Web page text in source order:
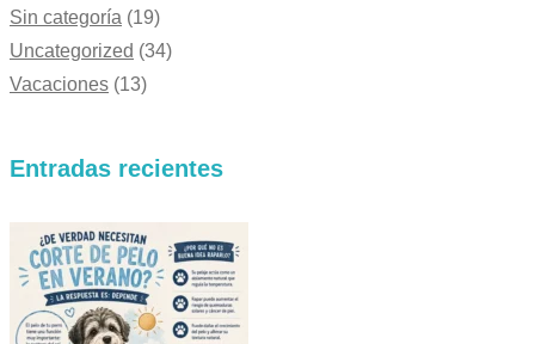
Sin categoría (19)
Uncategorized (34)
Vacaciones (13)
Entradas recientes